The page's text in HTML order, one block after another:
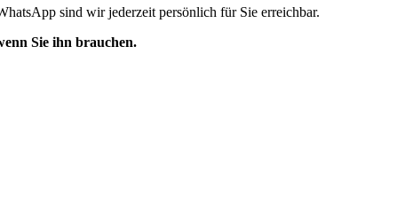
sind wir jederzeit persönlich für Sie erreichbar.
Sie ihn brauchen.